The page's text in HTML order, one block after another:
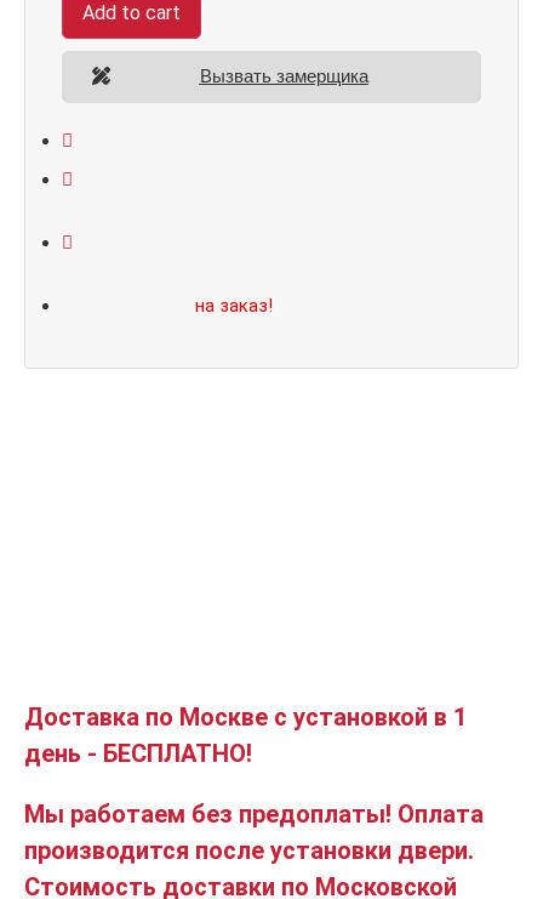
Add to cart
Вызвать замерщика
на заказ!
Доставка по Москве с установкой в 1
день - БЕСПЛАТНО!
Мы работаем без предоплаты! Оплата
производится после установки двери.
Стоимость доставки по Московской